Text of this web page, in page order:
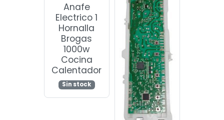
Anafe
Electrico 1
Hornalla
Brogas
1000w
Cocina
Calentador
Sin stock